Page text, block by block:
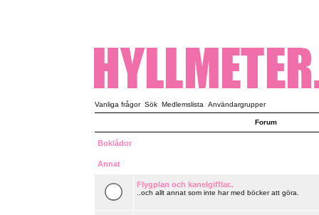
Vanliga frågor Sök Medlemslista Användargrupper
Forum
Boklådor
Annat
Flygplan och kanelgifflar..
..och allt annat som inte har med böcker att göra.